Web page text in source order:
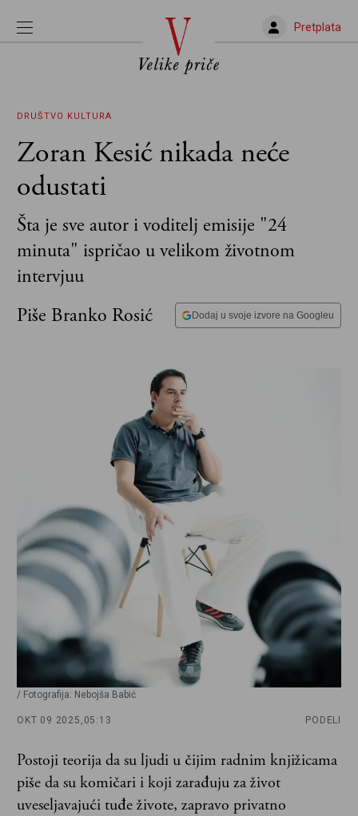
Pretplata
DRUŠTVO KULTURA
Zoran Kesić nikada neće
odustati
Šta je sve autor i voditelj emisije "24
minuta" ispričao u velikom životnom
intervjuu
Piše Branko Rosić
Dodaj u svoje izvore na Googleu
/ Fotografija: Nebojša Babić
OKT 09 2025, 05:13 PODELI
Postoji teorija da su ljudi u čijim radnim knjižicama
piše da su komičari i koji zarađuju za život
uveseljavajući tuđe živote, zapravo privatno